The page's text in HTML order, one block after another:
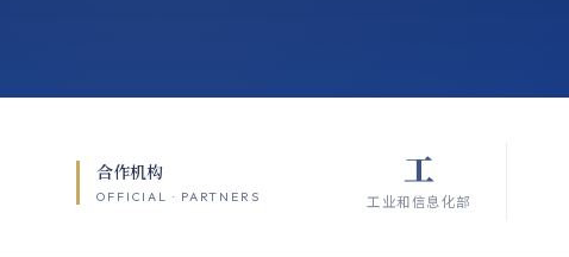
合作机构
OFFICIAL · PARTNERS
工
工业和信息化部